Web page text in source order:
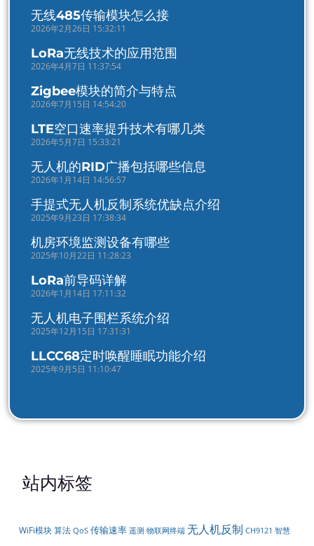
无线485传输模块怎么接
2026年2月26日 15:32:11
LoRa无线技术的应用范围
2026年4月7日 11:37:54
Zigbee模块的简介与特点
2026年7月15日 14:54:20
LTE空口速率提升技术有哪几类
2026年5月7日 15:33:21
无人机的RID广播包括哪些信息
2026年1月14日 14:56:57
手提式无人机反制系统优缺点介绍
2025年9月23日 17:38:34
机房环境监测设备有哪些
2025年10月22日 11:28:23
LoRa前导码详解
2026年1月14日 17:11:32
无人机电子围栏系统介绍
2025年12月15日 17:31:31
LLCC68定时唤醒睡眠功能介绍
2025年9月5日 11:10:47
站内标签
WiFi模块算法 QoS 传输速率 遥测 物联网终端 无人机反制 CH9121 智慧